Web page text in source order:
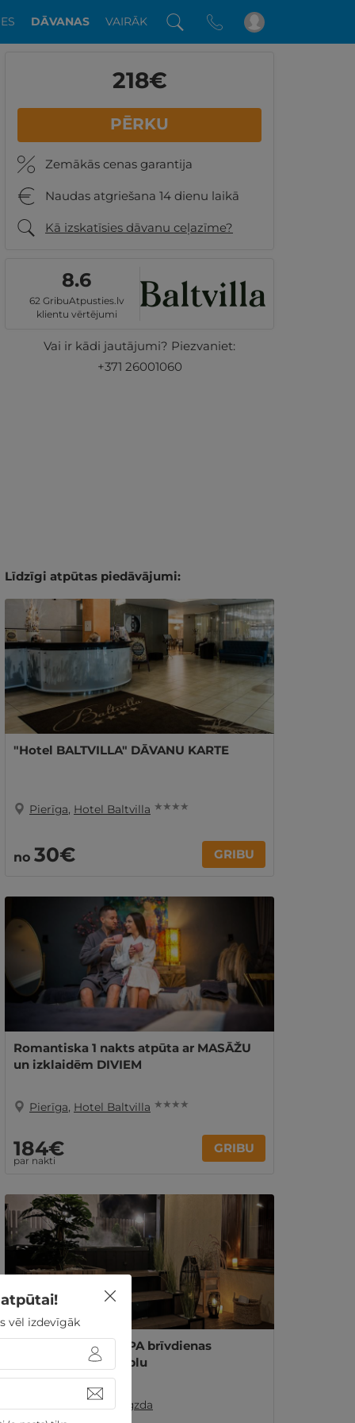
DĀVANAS VAIRĀK
218€
PĒRKU
Zemākās cenas garantija
Naudas atgriešana 14 dienu laikā
Kā izskatīsies dāvanu ceļazīme?
8.6
62 GribuAtpusties.lv
klientu vērtējumi
Vai ir kādi jautājumi? Piezvaniet:
+371 26001060
Līdzīgi atpūtas piedāvājumi:
"Hotel BALTVILLA" DĀVANU KARTE
Pierīga, Hotel Baltvilla ★ ★ ★ ★
no 30€ GRIBU
Romantiska 1 nakts atpūta ar MASĀŽU
un izklaidēm DIVIEM
Pierīga, Hotel Baltvilla ★ ★ ★ ★
184€
par nakti
GRIBU
Rāmas ĢIMENES SPA brīvdienas
Baltezerā ar āra kublu
Vanaga Ligzda
vēl izdevīgāk